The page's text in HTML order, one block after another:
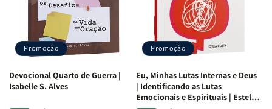
Promoção
Devocional Quarto de Guerra |
Isabelle S. Alves
Promoção
Eu, Minhas Lutas Internas e Deus
| Identificando as Lutas
Emocionais e Espirituais | Estela